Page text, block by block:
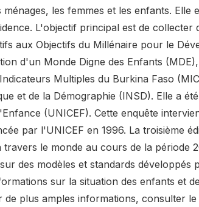
les femmes et les enfants.
L'objectif principal est de
aux Objectifs du Millénaire pour le
d'un Monde Digne des Enfants
Multiples du Burkina Faso
et de la Démographie (INSD). Elle a
(UNICEF). Cette enquête
par l'UNICEF en 1996. La troisième
travers le monde au cours de la période
des modèles et standards développés
sur la situation des enfants et
de plus amples informations, consulter le